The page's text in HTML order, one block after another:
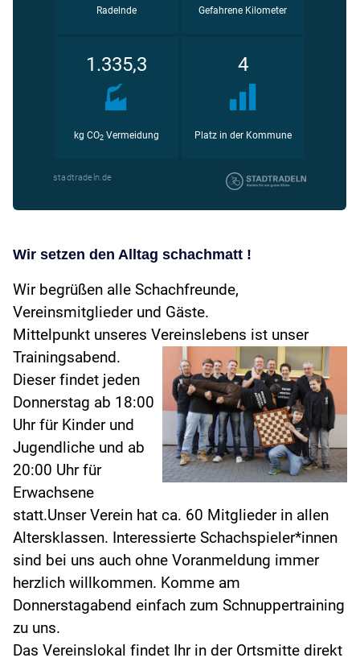
Wir setzen den Alltag schachmatt !
Wir begrüßen alle Schachfreunde,
Vereinsmitglieder und Gäste.
Mittelpunkt unseres Vereinslebens ist unser
Trainingsabend.
Dieser findet jeden
Donnerstag ab 18:00
Uhr für Kinder und
Jugendliche und ab
20:00 Uhr für
Erwachsene
statt.Unser Verein hat ca. 60 Mitglieder in allen
Altersklassen. Interessierte Schachspieler*innen
sind bei uns auch ohne Voranmeldung immer
herzlich willkommen. Komme am
Donnerstagabend einfach zum Schnuppertraining
zu uns.
Das Vereinslokal findet Ihr in der Ortsmitte direkt